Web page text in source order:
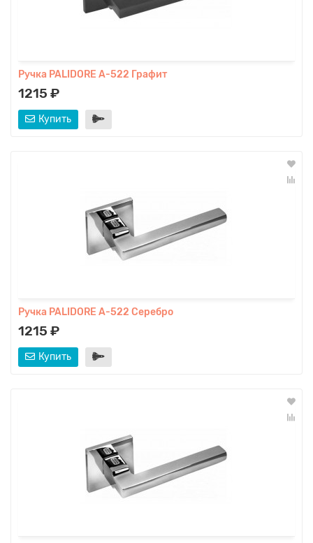
Ручка PALIDORE A-522 Графит
1215 ₽
Купить
Ручка PALIDORE A-522 Серебро
1215 ₽
Купить